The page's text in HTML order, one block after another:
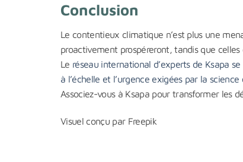
Conclusion
Le contentieux climatique n’est plus une
proactivement prospéreront, tandis que
Le réseau international d’experts de Ksapa
à l’échelle et l’urgence exigées par la
Associez-vous à Ksapa pour transformer les
Visuel conçu par Freepik